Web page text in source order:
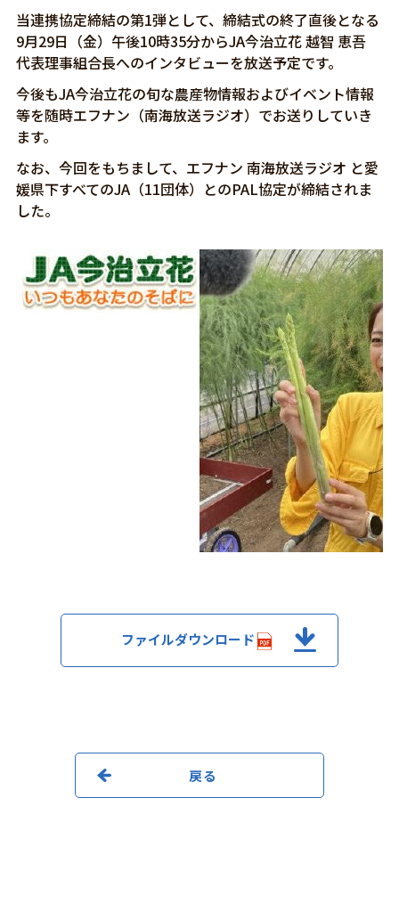
当連携協定締結の第1弾として、締結式の終了直後となる
9月29日（金）午後10時35分からJA今治立花 越智 恵吾
代表理事組合長へのインタビューを放送予定です。
今後もJA今治立花の旬な農産物情報およびイベント情報
等を随時エフナン（南海放送ラジオ）でお送りしていき
ます。
なお、今回をもちまして、エフナン 南海放送ラジオ と愛
媛県下すべてのJA（11団体）とのPAL協定が締結されま
した。
ファイルダウンロード
戻る